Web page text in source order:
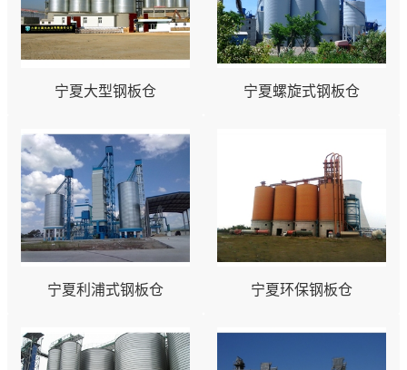
宁夏大型钢板仓 宁夏螺旋式钢板仓
宁夏利浦式钢板仓 宁夏环保钢板仓